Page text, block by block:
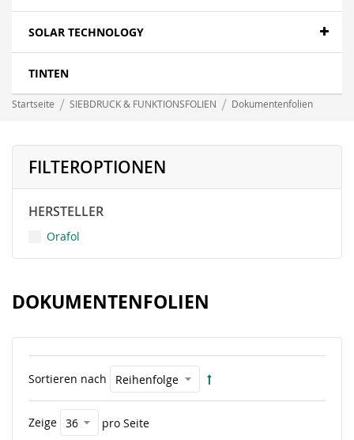
SOLAR TECHNOLOGY
TINTEN
Startseite SIEBDRUCK & FUNKTIONSFOLIEN Dokumentenfolien
DOKUMENTENFOLIEN
Sortieren nach
Zeige pro Seite
FILTEROPTIONEN
HERSTELLER
Orafol